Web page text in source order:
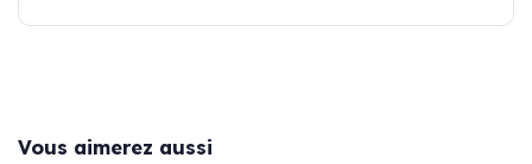
Vous aimerez aussi